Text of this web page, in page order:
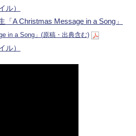
ル）
A Christmas Message in a Song」
in a Song」(原稿・出典含む)
ル）